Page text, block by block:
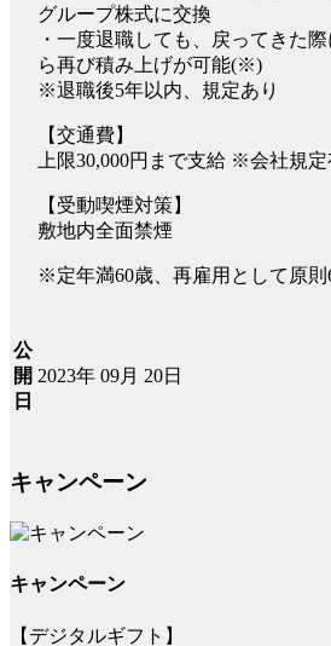
グループ株式に交換
・一度退職しても、戻ってきた
ら再び積み上げが可能(※)
※退職後5年以内、規定あり
【交通費】
上限30,000円まで支給 ※会社規定
【受動喫煙対策】
敷地内全面禁煙
※定年満60歳、再雇用として原則
公
開
日
2023年 09月 20日
キャンペーン
キャンペーン
【デジタルギフト】